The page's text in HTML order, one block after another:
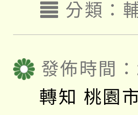
分類：
發佈時間
轉知 桃園